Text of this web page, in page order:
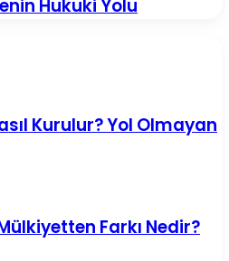
Hukuki Yolu
Kurulur? Yol Olmayan
Farkı Nedir?